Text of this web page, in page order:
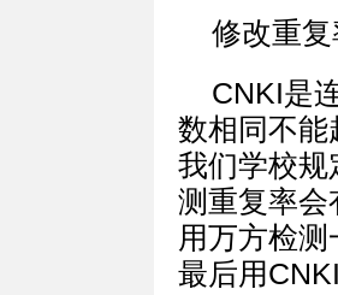
修改重
CNKI是
数相同不能
我们学校规
测重复率会
用万方检
最后用